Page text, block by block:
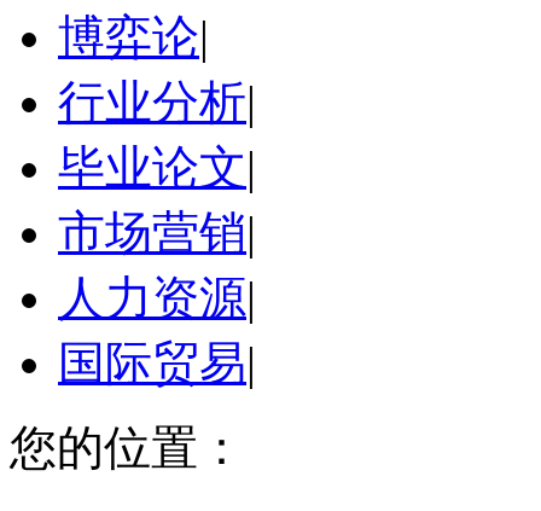
博弈论|
行业分析|
毕业论文|
市场营销|
人力资源|
国际贸易|
您的位置：